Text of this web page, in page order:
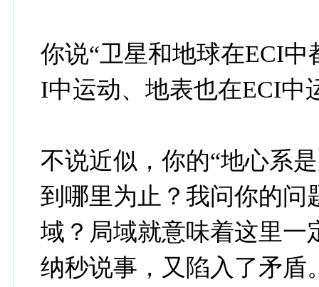
你说“卫星和地球在ECI
I中运动、地表也在ECI中
不说近似，你的“地心系
到哪里为止？我问你的问
域？局域就意味着这里一
纳秒说事，又陷入了矛盾